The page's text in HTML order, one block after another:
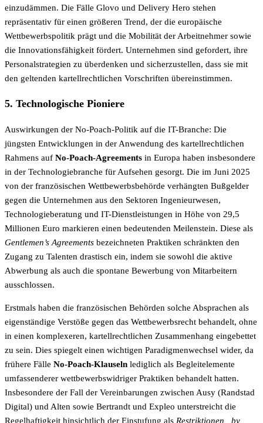
einzudämmen. Die Fälle Glovo und Delivery Hero stehen
repräsentativ für einen größeren Trend, der die europäische
Wettbewerbspolitik prägt und die Mobilität der Arbeitnehmer sowie
die Innovationsfähigkeit fördert. Unternehmen sind gefordert, ihre
Personalstrategien zu überdenken und sicherzustellen, dass sie mit
den geltenden kartellrechtlichen Vorschriften übereinstimmen.
5. Technologische Pioniere
Auswirkungen der No-Poach-Politik auf die IT-Branche: Die
jüngsten Entwicklungen in der Anwendung des kartellrechtlichen
Rahmens auf No-Poach-Agreements in Europa haben insbesondere
in der Technologiebranche für Aufsehen gesorgt. Die im Juni 2025
von der französischen Wettbewerbsbehörde verhängten Bußgelder
gegen die Unternehmen aus den Sektoren Ingenieurwesen,
Technologieberatung und IT-Dienstleistungen in Höhe von 29,5
Millionen Euro markieren einen bedeutenden Meilenstein. Diese als
Gentlemen’s Agreements bezeichneten Praktiken schränkten den
Zugang zu Talenten drastisch ein, indem sie sowohl die aktive
Abwerbung als auch die spontane Bewerbung von Mitarbeitern
ausschlossen.
Erstmals haben die französischen Behörden solche Absprachen als
eigenständige Verstöße gegen das Wettbewerbsrecht behandelt, ohne
in einen komplexeren, kartellrechtlichen Zusammenhang eingebettet
zu sein. Dies spiegelt einen wichtigen Paradigmenwechsel wider, da
frühere Fälle No-Poach-Klauseln lediglich als Begleitelemente
umfassenderer wettbewerbswidriger Praktiken behandelt hatten.
Insbesondere der Fall der Vereinbarungen zwischen Ausy (Randstad
Digital) und Alten sowie Bertrandt und Expleo unterstreicht die
Regelhaftigkeit hinsichtlich der Einstufung als Restriktionen „by